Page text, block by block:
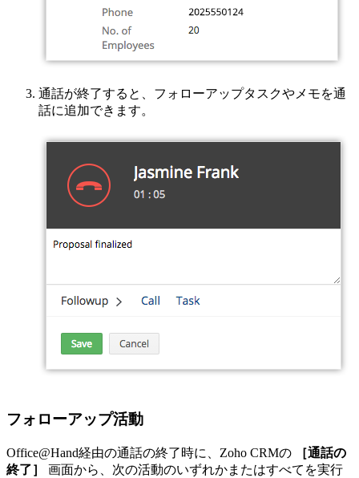
通話が終了すると、フォローアップタスクやメモを通
話に追加できます。
フォローアップ活動
Office@Hand経由の通話の終了時に、Zoho CRMの
［通話の
終了］ 画面から、次の活動のいずれかまたはすべてを実行